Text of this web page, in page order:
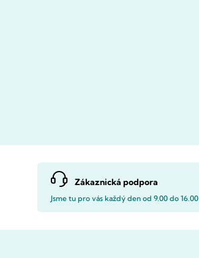
Zákaznická podpora
Jsme tu pro vás každý den od 9.00 do 16.00